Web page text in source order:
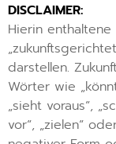
DISCLAIMER:
Hierin
darstellen.
Wörter wie
„sieht voraus“,
vor“, „zielen“